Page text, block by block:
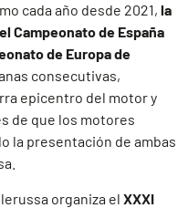
cada año desde 2021, la
Campeonato de España
de Europa de
consecutivas,
epicentro del motor y
de que los motores
la presentación de ambas
organiza el XXXI